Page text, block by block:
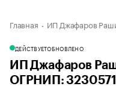
Главная ИП Джафаров
ДЕЙСТВУЕТОБНОВЛЕНО
ИП Джафаров
ОГРНИП: